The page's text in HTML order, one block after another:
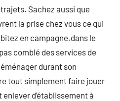
Sachez aussi que
la prise chez vous ce qui
en campagne.dans le
comblé des services de
durant son
tout simplement faire jouer
d’établissement à